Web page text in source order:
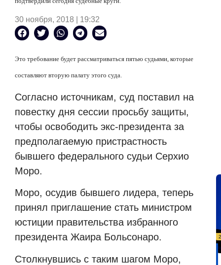
30 ноября, 2018 | 19:32
Это требование будет рассматриваться пятью судьями, которые
составляют вторую палату этого суда.
Согласно источникам, суд поставил на
повестку дня сессии просьбу защиты,
чтобы освободить экс-президента за
предполагаемую пристрастность
бывшего федерального судьи Серхио
Моро.
Моро, осудив бывшего лидера, теперь
принял приглашение стать министром
юстиции правительства избранного
президента Жаира Больсонаро.
Столкнувшись с таким шагом Моро,